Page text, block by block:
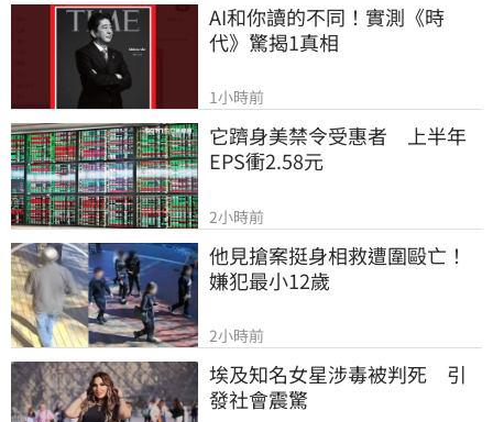
AI和你讀的不同！實測《時
代》驚揭1真相
1小時前
它躋身美禁令受惠者　上半年
EPS衝2.58元
2小時前
他見搶案挺身相救遭圍毆亡！
嫌犯最小12歲
2小時前
埃及知名女星涉毒被判死　引
發社會震驚